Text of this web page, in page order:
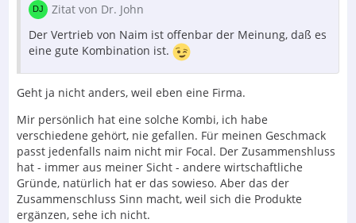
Zitat von Dr. John
Der Vertrieb von Naim ist offenbar der Meinung, daß es
eine gute Kombination ist.
Geht ja nicht anders, weil eben eine Firma.
Mir persönlich hat eine solche Kombi, ich habe
verschiedene gehört, nie gefallen. Für meinen Geschmack
passt jedenfalls naim nicht mir Focal. Der Zusammenshluss
hat - immer aus meiner Sicht - andere wirtschaftliche
Gründe, natürlich hat er das sowieso. Aber das der
Zusammenschluss Sinn macht, weil sich die Produkte
ergänzen, sehe ich nicht.